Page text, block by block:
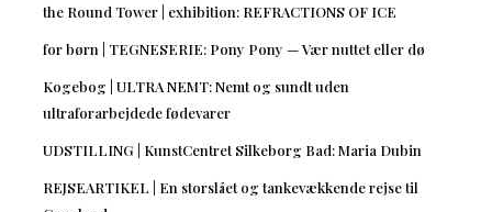
the Round Tower | exhibition: REFRACTIONS OF ICE
for børn | TEGNESERIE: Pony Pony — Vær nuttet eller dø
Kogebog | ULTRA NEMT: Nemt og sundt uden
ultraforarbejdede fødevarer
UDSTILLING | KunstCentret Silkeborg Bad: Maria Dubin
REJSEARTIKEL | En storslået og tankevækkende rejse til